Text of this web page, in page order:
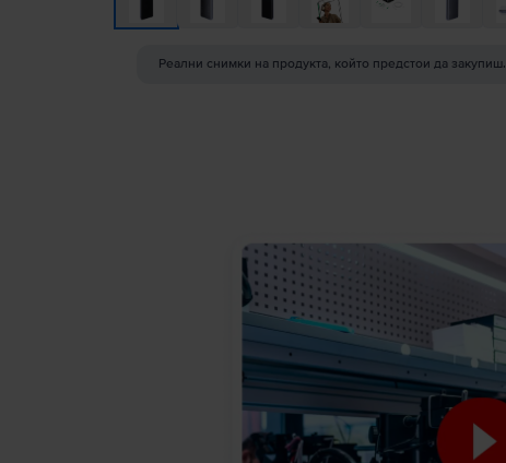
Реални снимки на продукта, който предстои да закупиш.